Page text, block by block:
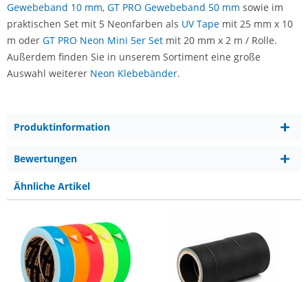
Gewebeband 10 mm, GT PRO Gewebeband 50 mm sowie im
praktischen Set mit 5 Neonfarben als UV Tape mit 25 mm x 10
m oder GT PRO Neon Mini 5er Set mit 20 mm x 2 m / Rolle.
Außerdem finden Sie in unserem Sortiment eine große
Auswahl weiterer Neon Klebebänder.
Produktinformation
Bewertungen
Ähnliche Artikel